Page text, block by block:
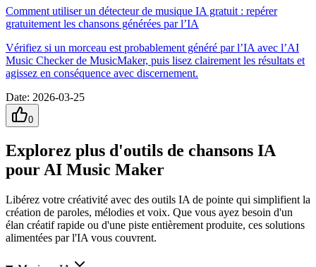
Comment utiliser un détecteur de musique IA gratuit : repérer
gratuitement les chansons générées par l’IA
Vérifiez si un morceau est probablement généré par l’IA avec l’AI
Music Checker de MusicMaker, puis lisez clairement les résultats et
agissez en conséquence avec discernement.
Date: 2026-03-25
0
Explorez plus d'outils de chansons IA
pour AI Music Maker
Libérez votre créativité avec des outils IA de pointe qui simplifient la
création de paroles, mélodies et voix. Que vous ayez besoin d'un
élan créatif rapide ou d'une piste entièrement produite, ces solutions
alimentées par l'IA vous couvrent.